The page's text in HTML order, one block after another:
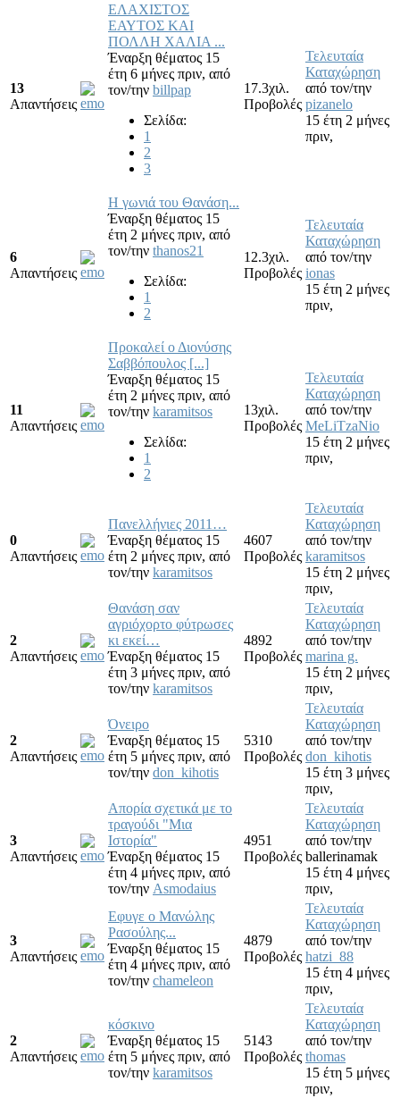
13
Απαντήσεις
ΕΛΑΧΙΣΤΟΣ
ΕΑΥΤΟΣ ΚΑΙ
ΠΟΛΛΗ ΧΑΛΙΑ ...
Έναρξη θέματος 15
έτη 6 μήνες πριν, από
τον/την billpap
Σελίδα:
1
2
3
17.3χιλ.
Προβολές
Τελευταία
Καταχώρηση
από τον/την
pizanelo
15 έτη 2 μήνες
πριν,
6
Απαντήσεις
Η γωνιά του Θανάση...
Έναρξη θέματος 15
έτη 2 μήνες πριν, από
τον/την thanos21
Σελίδα:
1
2
12.3χιλ.
Προβολές
Τελευταία
Καταχώρηση
από τον/την
ionas
15 έτη 2 μήνες
πριν,
11
Απαντήσεις
Προκαλεί ο Διονύσης
Σαββόπουλος [...]
Έναρξη θέματος 15
έτη 2 μήνες πριν, από
τον/την karamitsos
Σελίδα:
1
2
13χιλ.
Προβολές
Τελευταία
Καταχώρηση
από τον/την
MeLiTzaNio
15 έτη 2 μήνες
πριν,
0
Απαντήσεις
Πανελλήνιες 2011…
Έναρξη θέματος 15
έτη 2 μήνες πριν, από
τον/την karamitsos
4607
Προβολές
Τελευταία
Καταχώρηση
από τον/την
karamitsos
15 έτη 2 μήνες
πριν,
2
Απαντήσεις
Θανάση σαν
αγριόχορτο φύτρωσες
κι εκεί…
Έναρξη θέματος 15
έτη 3 μήνες πριν, από
τον/την karamitsos
4892
Προβολές
Τελευταία
Καταχώρηση
από τον/την
marina g.
15 έτη 2 μήνες
πριν,
2
Απαντήσεις
Όνειρο
Έναρξη θέματος 15
έτη 5 μήνες πριν, από
τον/την don_kihotis
5310
Προβολές
Τελευταία
Καταχώρηση
από τον/την
don_kihotis
15 έτη 3 μήνες
πριν,
3
Απαντήσεις
Απορία σχετικά με το
τραγούδι "Μια
Ιστορία"
Έναρξη θέματος 15
έτη 4 μήνες πριν, από
τον/την Asmodaius
4951
Προβολές
Τελευταία
Καταχώρηση
από τον/την
ballerinamak
15 έτη 4 μήνες
πριν,
3
Απαντήσεις
Εφυγε ο Μανώλης
Ρασούλης...
Έναρξη θέματος 15
έτη 4 μήνες πριν, από
τον/την chameleon
4879
Προβολές
Τελευταία
Καταχώρηση
από τον/την
hatzi_88
15 έτη 4 μήνες
πριν,
2
Απαντήσεις
κόσκινο
Έναρξη θέματος 15
έτη 5 μήνες πριν, από
τον/την karamitsos
5143
Προβολές
Τελευταία
Καταχώρηση
από τον/την
thomas
15 έτη 5 μήνες
πριν,